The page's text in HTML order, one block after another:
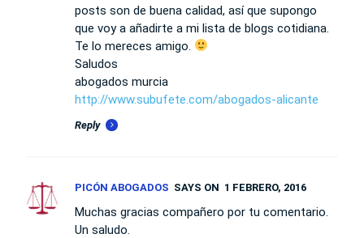
posts son de buena calidad, así que supongo
que voy a añadirte a mi lista de blogs cotidiana.
Te lo mereces amigo.
Saludos
abogados murcia
http://www.subufete.com/abogados-alicante
Reply
PICÓN ABOGADOS SAYS ON 1 FEBRERO, 2016
Muchas gracias compañero por tu comentario.
Un saludo.